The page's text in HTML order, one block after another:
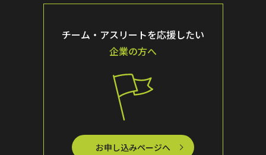
チーム・アスリートを応援したい
企業の方へ
お申し込みページへ